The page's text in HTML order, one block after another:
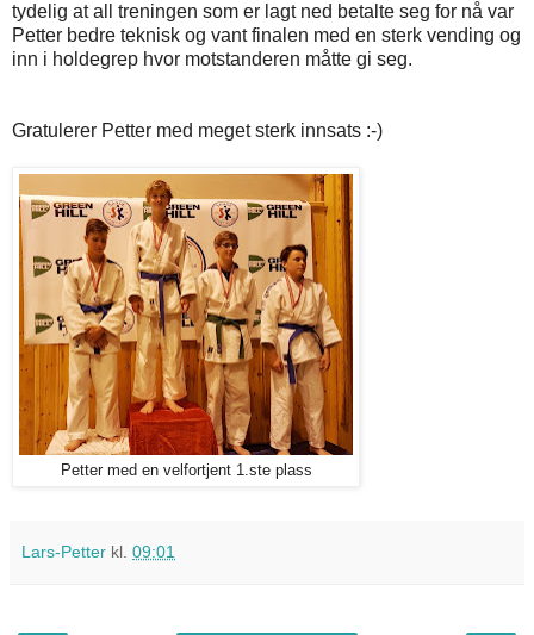
tydelig at all treningen som er lagt ned betalte seg for nå var
Petter bedre teknisk og vant finalen med en sterk vending og
inn i holdegrep hvor motstanderen måtte gi seg.
Gratulerer Petter med meget sterk innsats :-)
Petter med en velfortjent 1.ste plass
Lars-Petter kl. 09:01